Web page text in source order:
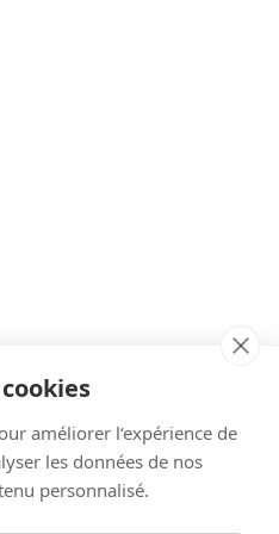
améliorer l‘expérience de
les données de nos
personnalisé.